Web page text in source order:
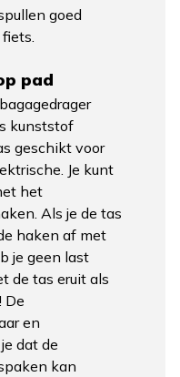
goed
pad
kunststof
geschikt voor
Je kunt
het
Als je de tas
haken af met
je geen last
de tas eruit als
De
en
dat de
kan